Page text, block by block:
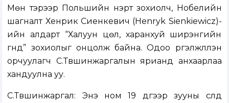
Мөн тэрээр Польшийн нэрт зохиолч, Нобелийн
шагналт Хенрик Сиенкевич (Henryk Sienkiewicz)-
ийн алдарт “Халуун цөл, харанхуй ширэнгийн
гүнд” зохиолыг онцолж байна. Одоо үргэлжлүүлэн
орчуулагч С.Түвшинжаргалын ярианд анхаарлаа
хандуулна уу.
С.Түвшинжаргал: Энэ ном 19 дүгээр зууны сүүлд